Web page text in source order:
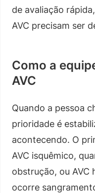
de avaliação
AVC precisam ser
Como a
AVC
Quando a pessoa
prioridade é
acontecendo. O
AVC isquêmico,
obstrução, ou AVC
ocorre